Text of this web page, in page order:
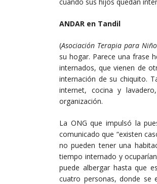
ANDAR en Tandil
(Asociación Terapia para
su hogar. Parece una frase
internados, que vienen de
internación de su chiquito.
internet, cocina y
organización.
La ONG que impulsó la
comunicado que “existen
no pueden tener una
tiempo internado y
puede albergar hasta que
cuatro personas, donde se